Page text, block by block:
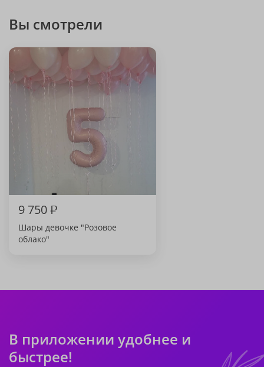
Вы смотрели
9 750₽
Шары девочке "Розовое
облако"
В приложении удобнее и
быстрее!